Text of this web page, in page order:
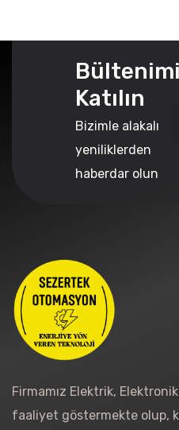
Katılın
Bizimle alakalı
yeniliklerden
haberdar olun
Firmamız Elektrik,
faaliyet göstermekte olup,